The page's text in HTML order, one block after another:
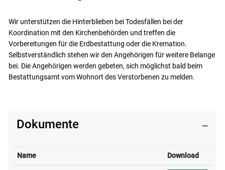
Wir unterstützen die Hinterblieben bei Todesfällen bei der
Koordination mit den Kirchenbehörden und treffen die
Vorbereitungen für die Erdbestattung oder die Kremation.
Selbstverständlich stehen wir den Angehörigen für weitere Belange
bei. Die Angehörigen werden gebeten, sich möglichst bald beim
Bestattungsamt vom Wohnort des Verstorbenen zu melden.
Dokumente
Name Download